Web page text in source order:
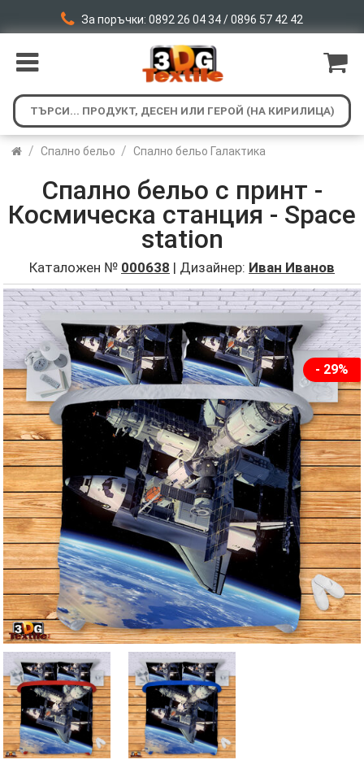
За поръчки: 0892 26 04 34 / 0896 57 42 42
/ Спално бельо / Спално бельо Галактика
Спално бельо с принт -
Космическа станция - Space
station
Каталожен № 000638 | Дизайнер: Иван Иванов
- 29%